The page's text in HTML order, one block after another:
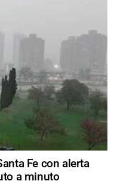
Fe con alerta
a minuto